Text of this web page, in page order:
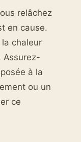
relâchez
en cause.
chaleur
Assurez-
à la
ou un
ce